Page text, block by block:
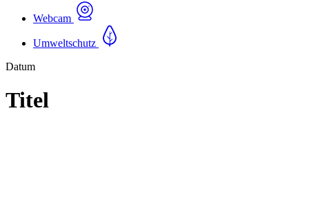
Webcam
Umweltschutz
Datum
Titel